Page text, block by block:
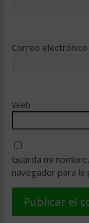
Correo electrónico
Web
Guarda mi
navegador para